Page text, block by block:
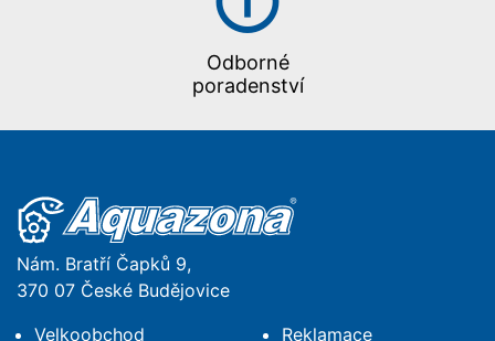
Odborné
poradenství
Nám. Bratří Čapků 9,
370 07 České Budějovice
Velkoobchod
Reklamace